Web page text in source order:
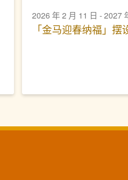
2026 年 2 月 11 日 - 2027
「金马迎春纳福」摆